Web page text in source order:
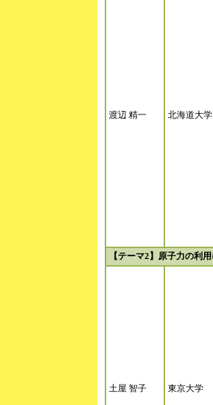
渡辺 精一 北海道大学
【テーマ2】原子力の利
土屋 智子 東京大学